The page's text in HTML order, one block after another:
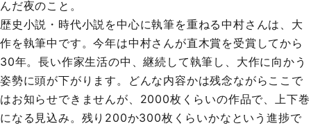
んだ夜のこと。
歴史小説・時代小説を中心に執筆を重ねる中村さんは、大
作を執筆中です。今年は中村さんが直木賞を受賞してから
30年。長い作家生活の中、継続して執筆し、大作に向かう
姿勢に頭が下がります。どんな内容かは残念ながらここで
はお知らせできませんが、2000枚くらいの作品で、上下巻
になる見込み。残り200か300枚くらいかなという進捗で